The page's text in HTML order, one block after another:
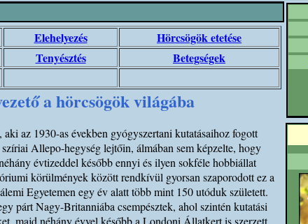
Elehelyezés
Hörcsögök etetése
Tenyésztés
Betegségek
a hörcsögök világába
az 1930-as években gyógyszertani kutatásaihoz fogott
Allepo-hegység lejtőin, álmában sem képzelte, hogy
évtizeddel később ennyi és ilyen sokféle hobbiállat
körülmények között rendkívül gyorsan szaporodott ez a
Egyetemen egy év alatt több mint 150 utóduk született.
párt Nagy-Britanniába csempésztek, ahol szintén kutatási
majd néhány évvel később a Londoni Állatkert is szerzett